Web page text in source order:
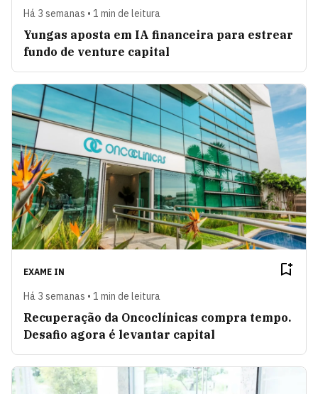
Há 3 semanas • 1 min de leitura
Yungas aposta em IA financeira para estrear
fundo de venture capital
EXAME IN
Há 3 semanas • 1 min de leitura
Recuperação da Oncoclínicas compra tempo.
Desafio agora é levantar capital